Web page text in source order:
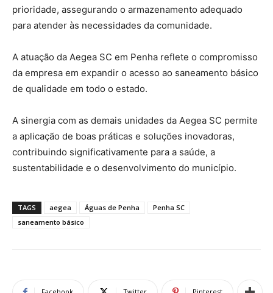
prioridade, assegurando o armazenamento adequado
para atender às necessidades da comunidade.
A atuação da Aegea SC em Penha reflete o compromisso
da empresa em expandir o acesso ao saneamento básico
de qualidade em todo o estado.
A sinergia com as demais unidades da Aegea SC permite
a aplicação de boas práticas e soluções inovadoras,
contribuindo significativamente para a saúde, a
sustentabilidade e o desenvolvimento do município.
TAGS aegea Águas de Penha
Penha SC
saneamento básico